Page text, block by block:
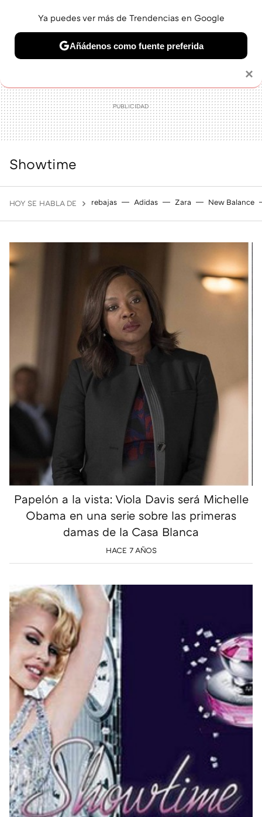
BELLEZA SHOPPING VIAJES GASTRO SNEAKERS
Showtime
HOY SE HABLA DE rebajas Adidas Zara New Balance
Papelón a la vista: Viola Davis será Michelle
Obama en una serie sobre las primeras
damas de la Casa Blanca
HACE 7 AÑOS
×
Ya puedes ver más de Trendencias en Google
Añádenos como fuente preferida